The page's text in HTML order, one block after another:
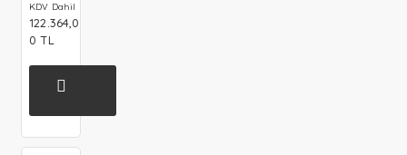
KDV Dahil
122.364,0
0 TL